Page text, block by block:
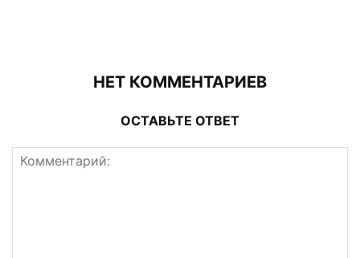
НЕТ КОММЕНТАРИЕВ
ОСТАВЬТЕ ОТВЕТ